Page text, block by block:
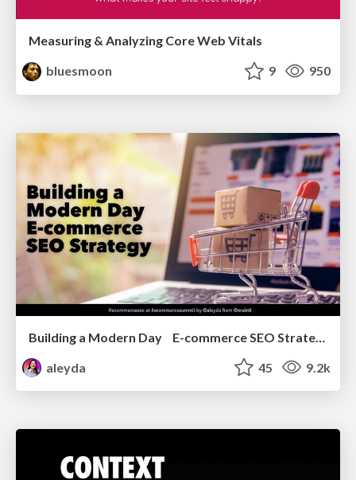
Measuring & Analyzing Core Web Vitals
bluesmoon
9 950
aleyda
45 9.2k